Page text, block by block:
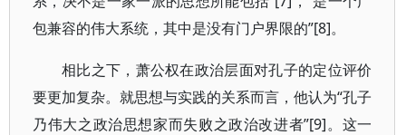
包兼容的伟大系统，其中是没有门户界限的”[8]。
相比之下，萧公权在政治层面对孔子的定位评价
要更加复杂。就思想与实践的关系而言，他认为“孔子
乃伟大之政治思想家而失败之政治改进者”[9]。这一